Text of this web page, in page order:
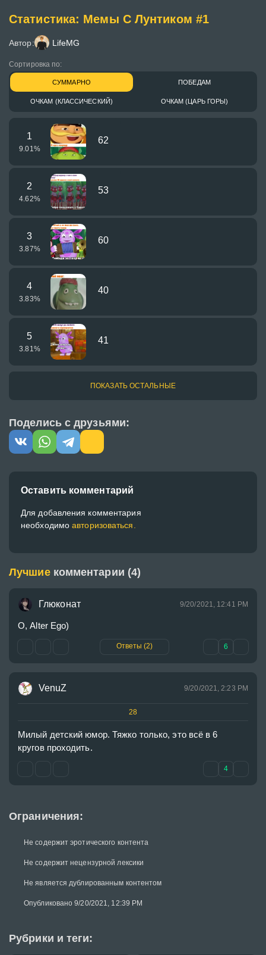
Статистика: Мемы С Лунтиком #1
Автор: LifeMG
Сортировка по:
СУММАРНО ПОБЕДАМ
ОЧКАМ (КЛАССИЧЕСКИЙ) ОЧКАМ (ЦАРЬ ГОРЫ)
1
9.01%
62
2
4.62%
53
3
3.87%
60
4
3.83%
40
5
3.81%
41
ПОКАЗАТЬ ОСТАЛЬНЫЕ
Поделись с друзьями:
Ограничения:
Не содержит эротического контента
Не содержит нецензурной лексики
Не является дублированным контентом
Опубликовано 9/20/2021, 12:39 PM
Рубрики и теги:
Оставить комментарий
Для добавления комментария
необходимоавторизоваться.
Лучшие комментарии (4)
Глюконат 9/20/2021, 12:41 PM
О, Alter Ego)
Ответы (2) 6
VenuZ 9/20/2021, 2:23 PM
28
Милый детский юмор. Тяжко только, это всё в 6
кругов проходить.
4